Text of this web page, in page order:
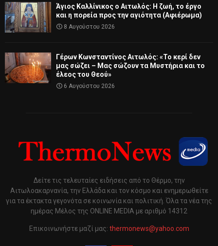
Άγιος Καλλίνικος ο Αιτωλός: Η ζωή, το έργο
και η πορεία προς την αγιότητα (Αφιέρωμα)
8 Αυγούστου 2026
Γέρων Κωνσταντίνος Αιτωλός: «Το κερί δεν
μας σώζει – Μας σώζουν τα Μυστήρια και το
έλεος του Θεού»
6 Αυγούστου 2026
Δείτε τις τελευταίες ειδήσεις από το Θέρμο, την
Αιτωλοακαρνανία, την Ελλάδα και τον κόσμο και ενημερωθείτε
για τα έκτακτα γεγονότα σε κοινωνία και πολιτική. Όλα τα νέα της
ημέρας Μέλος της ONLINE MEDIA με αριθμό 14312
Επικοινωνήστε μαζί μας: thermonews@yahoo.com